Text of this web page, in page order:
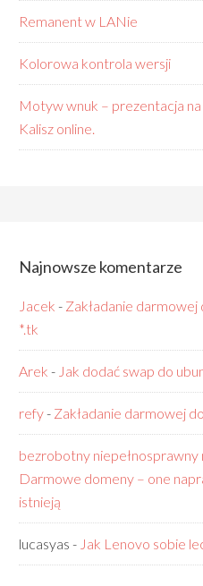
Remanent w LANie
Kolorowa kontrola wersji
Motyw wnuk – prezentacja
Kalisz online.
Najnowsze komentarze
Jacek - Zakładanie darmowej
*.tk
Arek - Jak dodać swap do
refy- Zakładanie darmowej
bezrobotny niepełnosprawny
Darmowe domeny – one
istnieją
lucasyas - Jak Lenovo sobie